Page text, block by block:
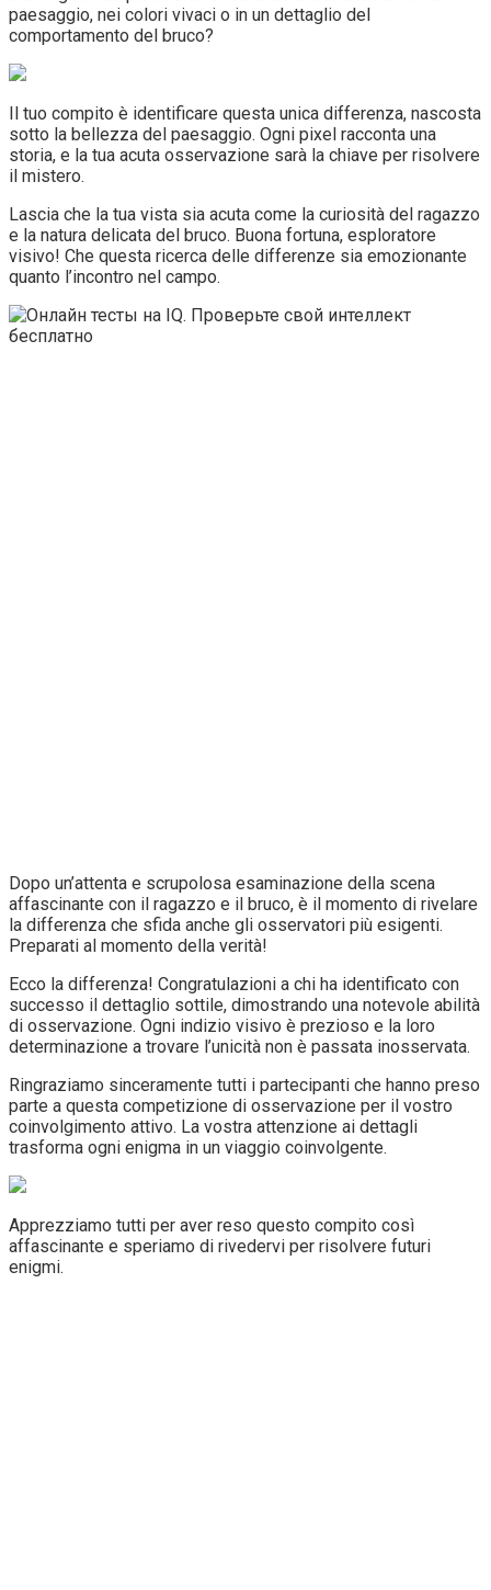
paesaggio, nei colori vivaci o in un dettaglio del
comportamento del bruco?
Il tuo compito è identificare questa unica differenza, nascosta
sotto la bellezza del paesaggio. Ogni pixel racconta una
storia, e la tua acuta osservazione sarà la chiave per risolvere
il mistero.
Lascia che la tua vista sia acuta come la curiosità del ragazzo
e la natura delicata del bruco. Buona fortuna, esploratore
visivo! Che questa ricerca delle differenze sia emozionante
quanto l’incontro nel campo.
Dopo un’attenta e scrupolosa esaminazione della scena
affascinante con il ragazzo e il bruco, è il momento di rivelare
la differenza che sfida anche gli osservatori più esigenti.
Preparati al momento della verità!
Ecco la differenza! Congratulazioni a chi ha identificato con
successo il dettaglio sottile, dimostrando una notevole abilità
di osservazione. Ogni indizio visivo è prezioso e la loro
determinazione a trovare l’unicità non è passata inosservata.
Ringraziamo sinceramente tutti i partecipanti che hanno preso
parte a questa competizione di osservazione per il vostro
coinvolgimento attivo. La vostra attenzione ai dettagli
trasforma ogni enigma in un viaggio coinvolgente.
Apprezziamo tutti per aver reso questo compito così
affascinante e speriamo di rivedervi per risolvere futuri
enigmi.